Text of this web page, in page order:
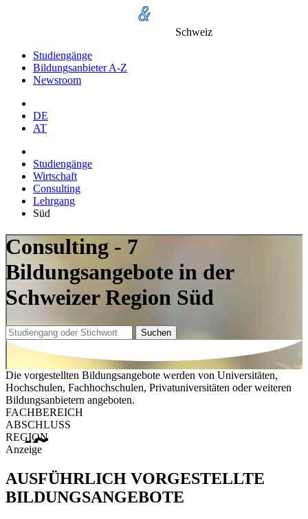
Schweiz
Studiengänge
Bildungsanbieter A-Z
Newsroom
DE
AT
Studiengänge
Wirtschaft
Consulting
Lehrgang
Süd
Consulting - 7
Bildungsangebote in der
Schweizer Region Süd
Suchen
Die vorgestellten Bildungsangebote werden von Universitäten,
Hochschulen, Fachhochschulen, Privatuniversitäten oder weiteren
Bildungsanbietern angeboten.
FACHBEREICH
ABSCHLUSS
REGION
Anzeige
AUSFÜHRLICH VORGESTELLTE
BILDUNGSANGEBOTE